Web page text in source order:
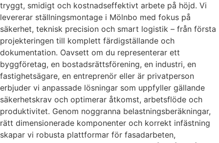
tryggt, smidigt och kostnadseffektivt arbete på höjd. Vi
levererar ställningsmontage i Mölnbo med fokus på
säkerhet, teknisk precision och smart logistik – från första
projekteringen till komplett färdigställande och
dokumentation. Oavsett om du representerar ett
byggföretag, en bostadsrättsförening, en industri, en
fastighetsägare, en entreprenör eller är privatperson
erbjuder vi anpassade lösningar som uppfyller gällande
säkerhetskrav och optimerar åtkomst, arbetsflöde och
produktivitet. Genom noggranna belastningsberäkningar,
rätt dimensionerade komponenter och korrekt infästning
skapar vi robusta plattformar för fasadarbeten,